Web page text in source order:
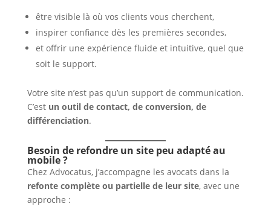
être visible là où vos clients vous cherchent,
inspirer confiance dès les premières secondes,
et offrir une expérience fluide et intuitive, quel que
soit le support.
Votre site n’est pas qu’un support de communication.
C’est un outil de contact, de conversion, de
différenciation.
Besoin de refondre un site peu adapté au
mobile ?
Chez Advocatus, j’accompagne les avocats dans la
refonte complète ou partielle de leur site, avec une
approche :